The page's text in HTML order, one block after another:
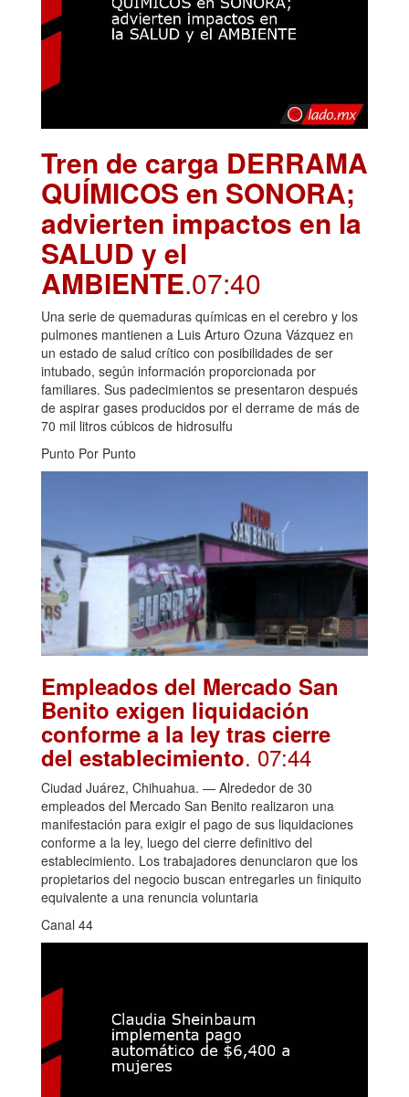
Tren de carga DERRAMA
QUÍMICOS en SONORA;
advierten impactos en la
SALUD y el
AMBIENTE.07:40
Una serie de quemaduras químicas en el cerebro y los
pulmones mantienen a Luis Arturo Ozuna Vázquez en
un estado de salud crítico con posibilidades de ser
intubado, según información proporcionada por
familiares. Sus padecimientos se presentaron después
de aspirar gases producidos por el derrame de más de
70 mil litros cúbicos de hidrosulfu
Punto Por Punto
Empleados del Mercado San
Benito exigen liquidación
conforme a la ley tras cierre
del establecimiento. 07:44
Ciudad Juárez, Chihuahua. — Alrededor de 30
empleados del Mercado San Benito realizaron una
manifestación para exigir el pago de sus liquidaciones
conforme a la ley, luego del cierre definitivo del
establecimiento. Los trabajadores denunciaron que los
propietarios del negocio buscan entregarles un finiquito
equivalente a una renuncia voluntaria
Canal 44